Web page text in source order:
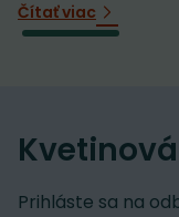
Čítať viac
Prihláste sa na